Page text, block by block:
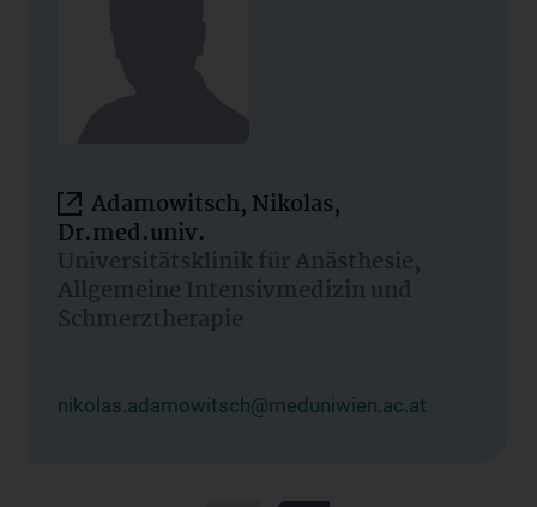
Adamowitsch, Nikolas,
Dr.med.univ.
Universitätsklinik für Anästhesie,
Allgemeine Intensivmedizin und
Schmerztherapie
nikolas.adamowitsch@meduniwien.ac.at